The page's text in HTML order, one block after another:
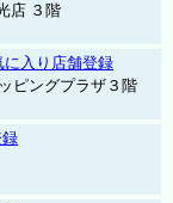
店 ３階
に入り店舗登録
ピングプラザ３階